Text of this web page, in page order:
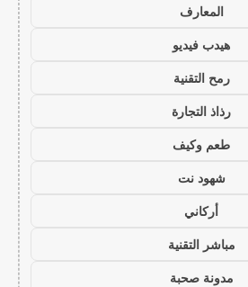
المعارف
هيدب فيديو
رمح التقنية
رذاذ التجارة
طعم وكيف
شهود نت
أركاني
مباشر التقنية
مدونة صحبة